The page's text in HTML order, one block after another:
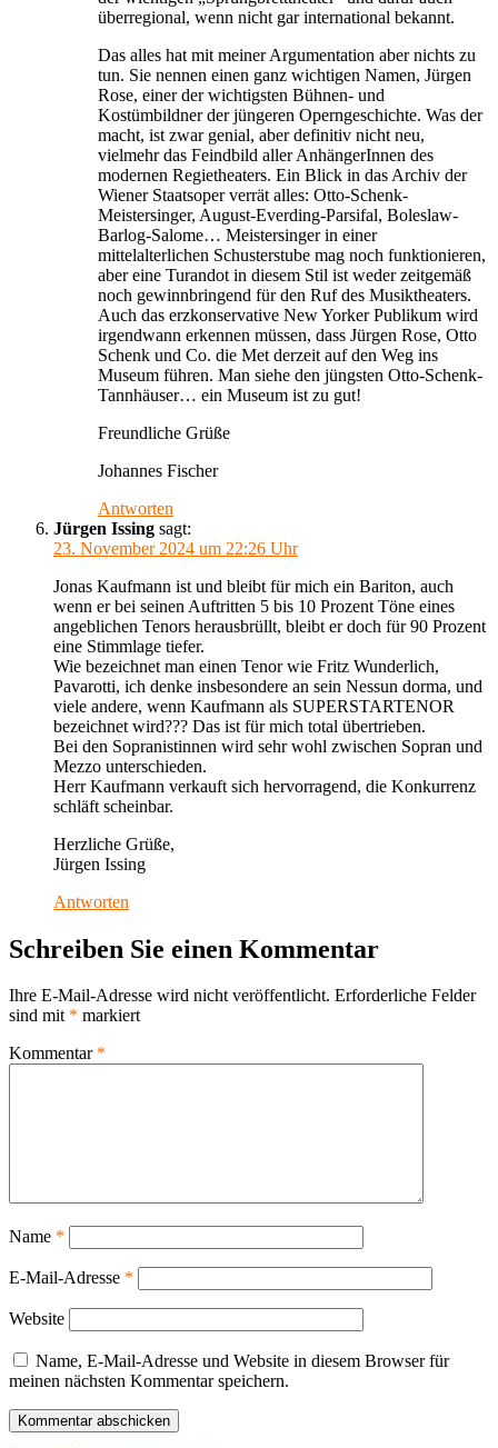
überregional, wenn nicht gar international bekannt.
Das alles hat mit meiner Argumentation aber nichts zu
tun. Sie nennen einen ganz wichtigen Namen, Jürgen
Rose, einer der wichtigsten Bühnen- und
Kostümbildner der jüngeren Operngeschichte. Was der
macht, ist zwar genial, aber definitiv nicht neu,
vielmehr das Feindbild aller AnhängerInnen des
modernen Regietheaters. Ein Blick in das Archiv der
Wiener Staatsoper verrät alles: Otto-Schenk-
Meistersinger, August-Everding-Parsifal, Boleslaw-
Barlog-Salome… Meistersinger in einer
mittelalterlichen Schusterstube mag noch funktionieren,
aber eine Turandot in diesem Stil ist weder zeitgemäß
noch gewinnbringend für den Ruf des Musiktheaters.
Auch das erzkonservative New Yorker Publikum wird
irgendwann erkennen müssen, dass Jürgen Rose, Otto
Schenk und Co. die Met derzeit auf den Weg ins
Museum führen. Man siehe den jüngsten Otto-Schenk-
Tannhäuser… ein Museum ist zu gut!
Freundliche Grüße
Johannes Fischer
Antworten
Jürgen Issing sagt:
23. November 2024 um 22:26 Uhr
Jonas Kaufmann ist und bleibt für mich ein Bariton, auch
wenn er bei seinen Auftritten 5 bis 10 Prozent Töne eines
angeblichen Tenors herausbrüllt, bleibt er doch für 90 Prozent
eine Stimmlage tiefer.
Wie bezeichnet man einen Tenor wie Fritz Wunderlich,
Pavarotti, ich denke insbesondere an sein Nessun dorma, und
viele andere, wenn Kaufmann als SUPERSTARTENOR
bezeichnet wird??? Das ist für mich total übertrieben.
Bei den Sopranistinnen wird sehr wohl zwischen Sopran und
Mezzo unterschieden.
Herr Kaufmann verkauft sich hervorragend, die Konkurrenz
schläft scheinbar.
Herzliche Grüße,
Jürgen Issing
Antworten
Schreiben Sie einen Kommentar
Ihre E-Mail-Adresse wird nicht veröffentlicht. Erforderliche Felder
sind mit * markiert
Kommentar *
Name *
E-Mail-Adresse *
Website
Name, E-Mail-Adresse und Website in diesem Browser für
meinen nächsten Kommentar speichern.